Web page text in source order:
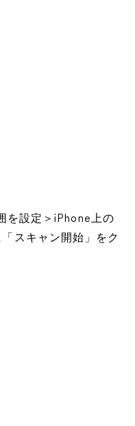
を設定＞iPhone上の
スキャン開始」をク